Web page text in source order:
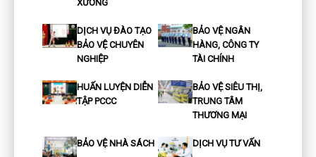
XƯỞNG
DỊCH VỤ ĐÀO TẠO
BẢO VỆ CHUYÊN
NGHIỆP
BẢO VỆ NGÂN
HÀNG, CÔNG TY
TÀI CHÍNH
HUẤN LUYỆN DIỄN
TẬP PCCC
BẢO VỆ SIÊU THỊ,
TRUNG TÂM
THƯƠNG MẠI
BẢO VỆ NHÀ SÁCH DỊCH VỤ TƯ VẤN